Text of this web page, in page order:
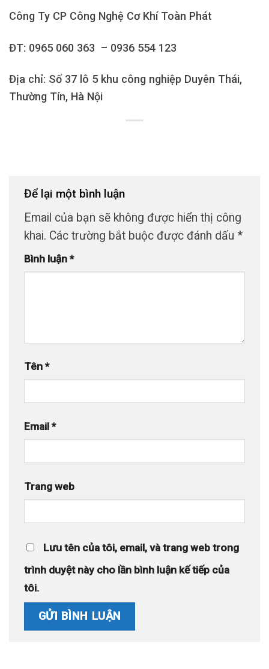
Công Ty CP Công Nghệ Cơ Khí Toàn Phát
ĐT: 0965 060 363 – 0936 554 123
Địa chỉ: Số 37 lô 5 khu công nghiệp Duyên Thái,
Thường Tín, Hà Nội
Để lại một bình luận
Email của bạn sẽ không được hiển thị công
khai. Các trường bắt buộc được đánh dấu *
Bình luận *
Tên *
Email *
Trang web
Lưu tên của tôi, email, và trang web trong
trình duyệt này cho lần bình luận kế tiếp của
tôi.